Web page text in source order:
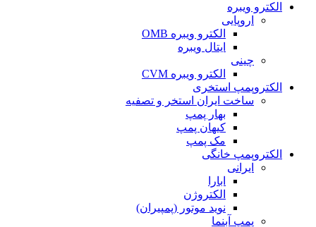
الکترو ویبره
اروپایی
الکترو ویبره OMB
ایتال ویبره
چینی
الکترو ویبره CVM
الکتروپمپ استخری
ساخت ایران استخر و تصفیه
بهار پمپ
کیهان پمپ
مک پمپ
الکتروپمپ خانگی
ایرانی
ابارا
الکتروژن
نوید موتور (پمپیران)
پمپ آبنما